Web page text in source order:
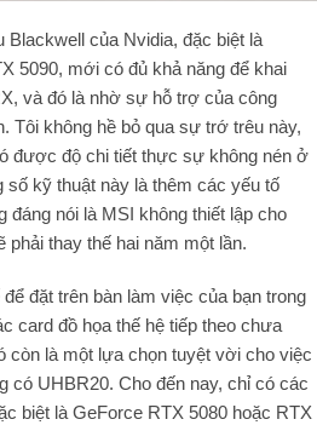
Blackwell của Nvidia, đặc biệt là
5090, mới có đủ khả năng để khai
và đó là nhờ sự hỗ trợ của công
Tôi không hề bỏ qua sự trớ trêu này,
được độ chi tiết thực sự không nén ở
kỹ thuật này là thêm các yếu tố
đáng nói là MSI không thiết lập cho
phải thay thế hai năm một lần.
đặt trên bàn làm việc của bạn trong
card đồ họa thế hệ tiếp theo chưa
còn là một lựa chọn tuyệt vời cho việc
có UHBR20. Cho đến nay, chỉ có các
biệt là GeForce RTX 5080 hoặc RTX